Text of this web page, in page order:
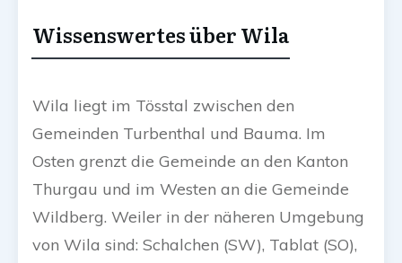
Wissenswertes über Wila
Wila liegt im Tösstal zwischen den
Gemeinden Turbenthal und Bauma. Im
Osten grenzt die Gemeinde an den Kanton
Thurgau und im Westen an die Gemeinde
Wildberg. Weiler in der näheren Umgebung
von Wila sind: Schalchen (SW), Tablat (SO),